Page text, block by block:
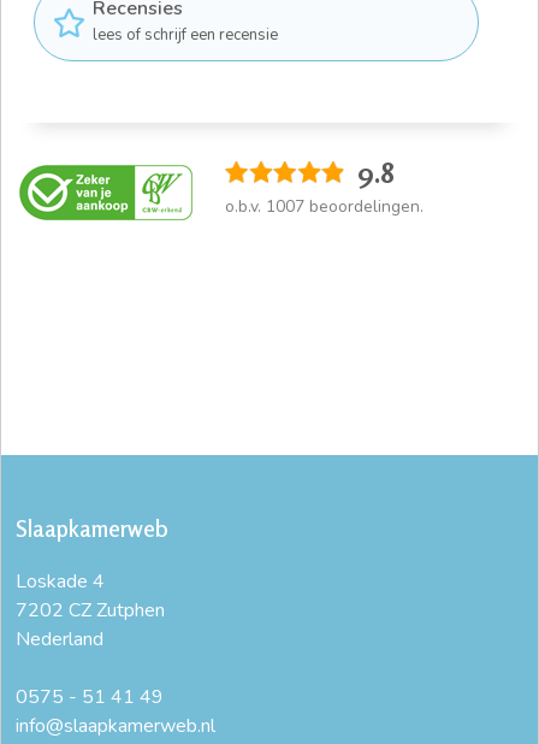
Recensies
lees of schrijf een recensie
9.8
o.b.v. 1007 beoordelingen.
Slaapkamerweb
Loskade 4
7202 CZ Zutphen
Nederland
0575 - 51 41 49
info@slaapkamerweb.nl